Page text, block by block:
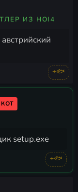
ИЗ HOI4
+🐟
setup.exe
+🐟